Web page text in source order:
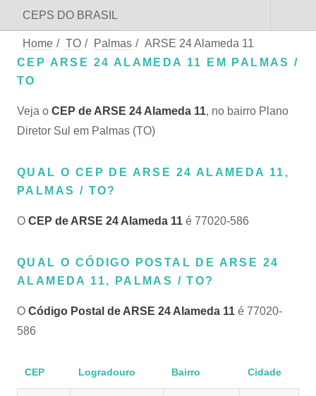
CEPS DO BRASIL
Home / TO / Palmas / ARSE 24 Alameda 11
CEP ARSE 24 ALAMEDA 11 EM PALMAS /
TO
Veja o CEP de ARSE 24 Alameda 11, no bairro Plano
Diretor Sul em Palmas (TO)
QUAL O CEP DE ARSE 24 ALAMEDA 11,
PALMAS / TO?
O CEP de ARSE 24 Alameda 11 é 77020-586
QUAL O CÓDIGO POSTAL DE ARSE 24
ALAMEDA 11, PALMAS / TO?
O Código Postal de ARSE 24 Alameda 11 é 77020-
586
CEP Logradouro Bairro Cidade